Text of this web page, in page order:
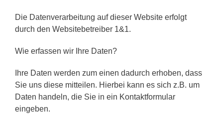
Die Datenverarbeitung auf dieser Website erfolgt
durch den Websitebetreiber 1&1.
Wie erfassen wir Ihre Daten?
Ihre Daten werden zum einen dadurch erhoben, dass
Sie uns diese mitteilen. Hierbei kann es sich z.B. um
Daten handeln, die Sie in ein Kontaktformular
eingeben.